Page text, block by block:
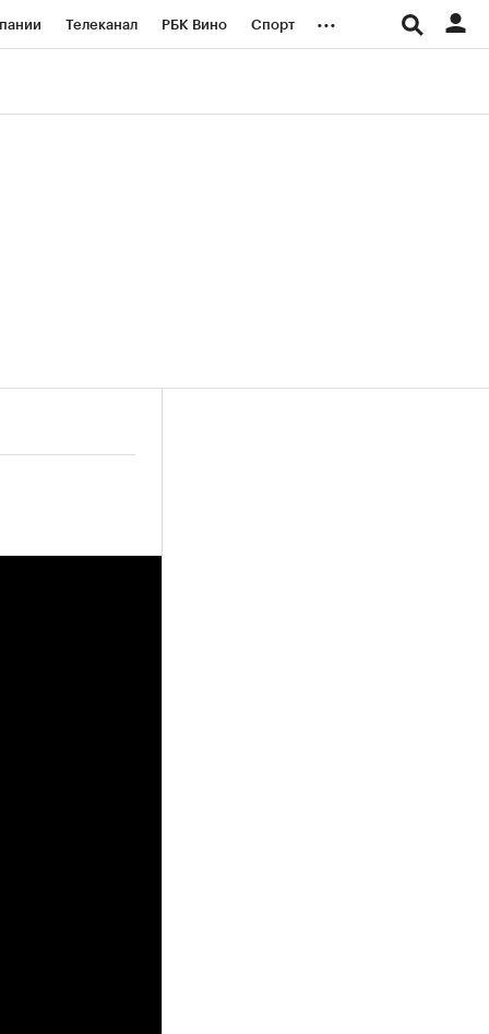
Телеканал РБК Вино Спорт ...